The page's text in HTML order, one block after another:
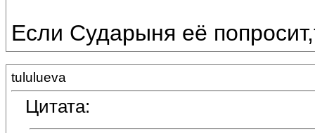
Если Сударыня её
tululueva
Цитата: